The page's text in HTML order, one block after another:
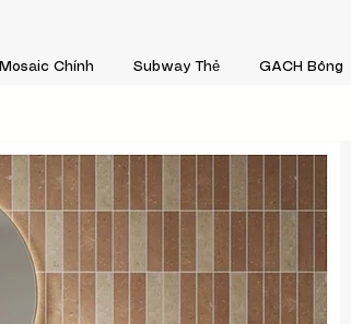
Mosaic Chính Subway Thẻ GACH Bông